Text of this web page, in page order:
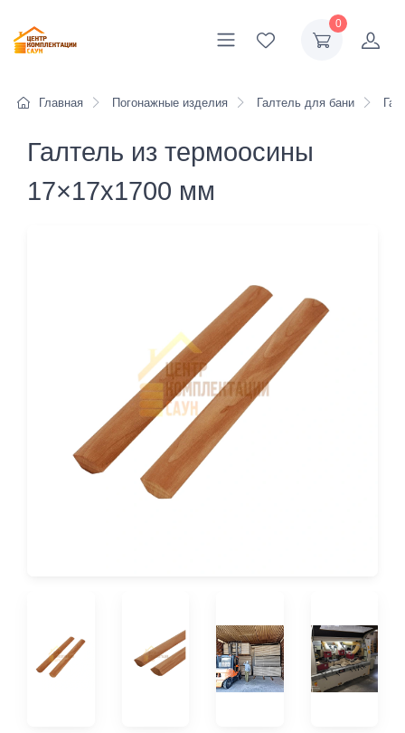
0
Главная Погонажные изделия Галтель для бани
Галтель из термоосины
17×17х1700 мм